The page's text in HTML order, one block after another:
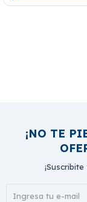
¡NO TE